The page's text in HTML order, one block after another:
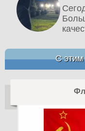
С этим